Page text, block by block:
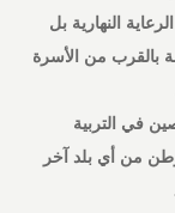
النهارية بل
بالقرب من الأسرة
في التربية
من أي بلد آخر